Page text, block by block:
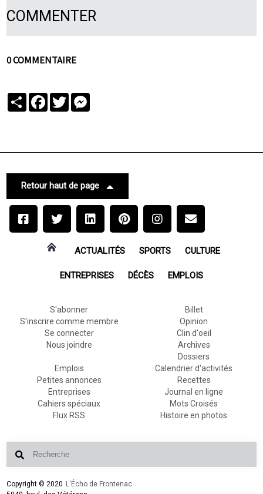
COMMENTER
0 COMMENTAIRE
PartagerFacebook
Twitter
Retour haut de page
ACTUALITÉS SPORTS CULTURE
ENTREPRISES DÉCÈS EMPLOIS
S'abonner
S'inscrire comme membre
Se connecter
Nous joindre
Billet
Opinion
Clin d'oeil
Archives
Dossiers
Emplois
Petites annonces
Entreprises
Cahiers spéciaux
Flux RSS
Calendrier d'activités
Recettes
Journal en ligne
Mots Croisés
Histoire en photos
Copyright © 2020 L'Écho de Frontenac